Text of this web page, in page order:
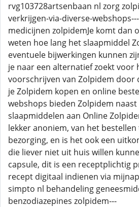
rvg103728artsenbaan nl zorg
verkrijgen-via-diverse-
medicijnen zolpidemJe komt dan
weten hoe lang het slaapmiddel
eventuele bijwerkingen kunnen
je naar een alternatief zoekt voor
voorschrijven van Zolpidem door
je Zolpidem kopen en online
webshops bieden Zolpidem
slaapmiddelen aan Online
lekker anoniem, van het
bezorging, en is het ook een
die liever niet uit huis willen
capsule, dit is een receptplichtig
recept digitaal indienen via
simpto nl behandeling
benzodiazepines zolpidem---